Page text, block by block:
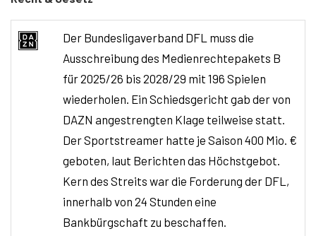
Der Bundesligaverband DFL muss die
Ausschreibung des Medienrechtepakets B
für 2025/26 bis 2028/29 mit 196 Spielen
wiederholen. Ein Schiedsgericht gab der von
DAZN angestrengten Klage teilweise statt.
Der Sportstreamer hatte je Saison 400 Mio. €
geboten, laut Berichten das Höchstgebot.
Kern des Streits war die Forderung der DFL,
innerhalb von 24 Stunden eine
Bankbürgschaft zu beschaffen.